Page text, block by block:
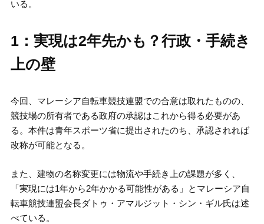
いる。
1：実現は2年先かも？行政・手続き
上の壁
今回、マレーシア自転車競技連盟での合意は取れたものの、
競技場の所有者である政府の承認はこれから得る必要があ
る。本件は青年スポーツ省に提出されたのち、承認されれば
改称が可能となる。
また、建物の名称変更には物流や手続き上の課題が多く、
「実現には1年から2年かかる可能性がある」とマレーシア自
転車競技連盟会長ダトゥ・アマルジット・シン・ギル氏は述
べている。